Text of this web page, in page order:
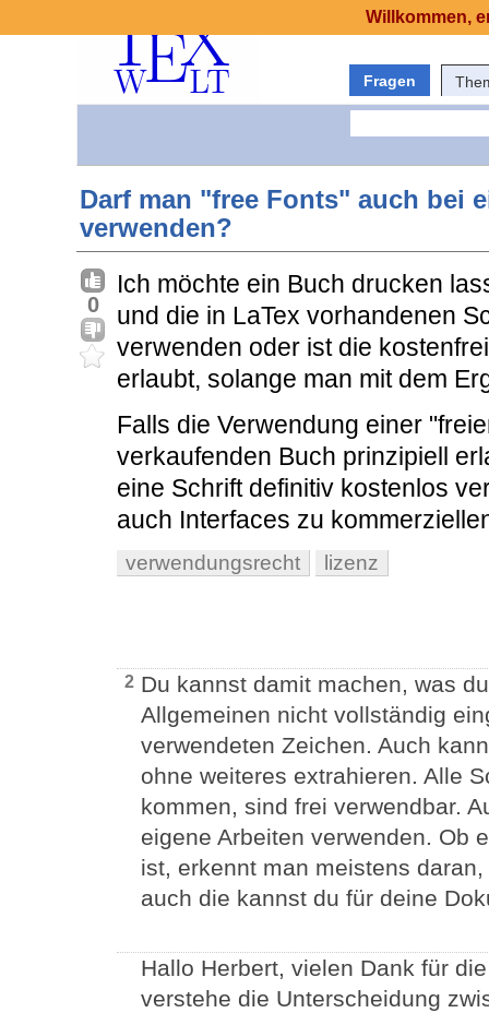
Fragen
Darf man "free Fonts" auch bei
verwenden?
0
Ich möchte ein Buch drucken
und die in LaTex vorhandenen
verwenden oder ist die
erlaubt, solange man mit dem
Falls die Verwendung einer
verkaufenden Buch prinzipiell
eine Schrift definitiv kostenlos
auch Interfaces zu
verwendungsrecht lizenz
2 Du kannst damit machen, was
Allgemeinen nicht vollständig
verwendeten Zeichen. Auch
ohne weiteres extrahieren. Alle
kommen, sind frei verwendbar.
eigene Arbeiten verwenden. Ob
ist, erkennt man meistens
auch die kannst du für deine
Hallo Herbert, vielen Dank für
verstehe die Unterscheidung
Willkommen,